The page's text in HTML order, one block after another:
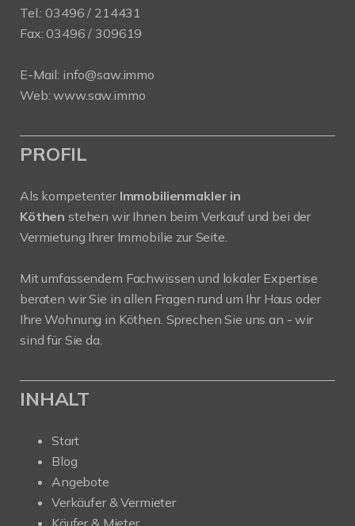
Tel.:03496 / 214431
Fax: 03496 / 309619
E-Mail: info@saw.immo
Web:www.saw.immo
PROFIL
Als kompetenter Immobilienmakler in
Köthen stehen wir Ihnen beim Verkauf und bei der
Vermietung Ihrer Immobilie zur Seite.
Mit umfassendem Fachwissen und lokaler Expertise
beraten wir Sie in allen Fragen rund um Ihr Haus oder
Ihre Wohnung in Köthen. Sprechen Sie uns an - wir
sind für Sie da.
INHALT
Start
Blog
Angebote
Verkäufer & Vermieter
Käufer & Mieter